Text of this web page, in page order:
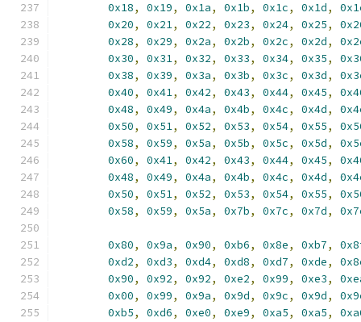
0x18, 0x19, 0x1a, 0x1b, 0x1c, 0x1d,
0x20, 0x21, 0x22, 0x23, 0x24, 0x25,
0x28, 0x29, 0x2a, 0x2b, 0x2c, 0x2d,
0x30, 0x31, 0x32, 0x33, 0x34, 0x35,
0x38, 0x39, 0x3a, 0x3b, 0x3c, 0x3d,
0x40, 0x41, 0x42, 0x43, 0x44, 0x45,
0x48, 0x49, 0x4a, 0x4b, 0x4c, 0x4d,
0x50, 0x51, 0x52, 0x53, 0x54, 0x55,
0x58, 0x59, 0x5a, 0x5b, 0x5c, 0x5d,
0x60, 0x41, 0x42, 0x43, 0x44, 0x45,
0x48, 0x49, 0x4a, 0x4b, 0x4c, 0x4d,
0x50, 0x51, 0x52, 0x53, 0x54, 0x55,
0x58, 0x59, 0x5a, 0x7b, 0x7c, 0x7d,
0x80, 0x9a, 0x90, 0xb6, 0x8e, 0xb7,
0xd2, 0xd3, 0xd4, 0xd8, 0xd7, 0xde,
0x90, 0x92, 0x92, 0xe2, 0x99, 0xe3,
0x00, 0x99, 0x9a, 0x9d, 0x9c, 0x9d,
0xb5, 0xd6, 0xe0, 0xe9, 0xa5, 0xa5,